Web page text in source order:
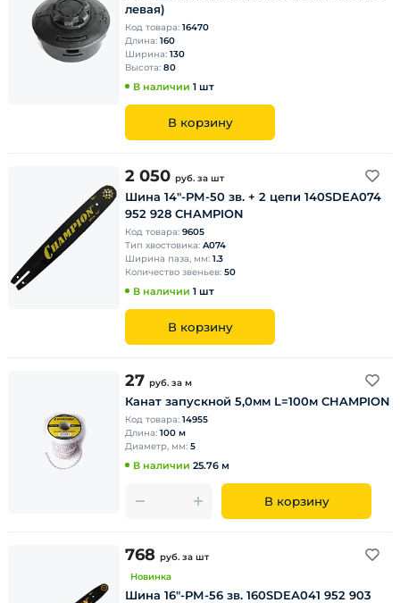
левая)
Код товара: 16470
Длина: 160
Ширина: 130
Высота: 80
В наличии 1 шт
В корзину
2 050 руб. за шт
Шина 14"-РМ-50 зв. + 2 цепи 140SDEА074
952 928 CHAMPION
Код товара: 9605
Тип хвостовика: A074
Ширина паза, мм: 1.3
Количество звеньев: 50
В наличии 1 шт
В корзину
27 руб. за м
Канат запускной 5,0мм L=100м CHAMPION
Код товара: 14955
Длина: 100 м
Диаметр, мм: 5
В наличии 25.76 м
В корзину
768 руб. за шт
Новинка
Шина 16"-РМ-56 зв. 160SDEА041 952 903